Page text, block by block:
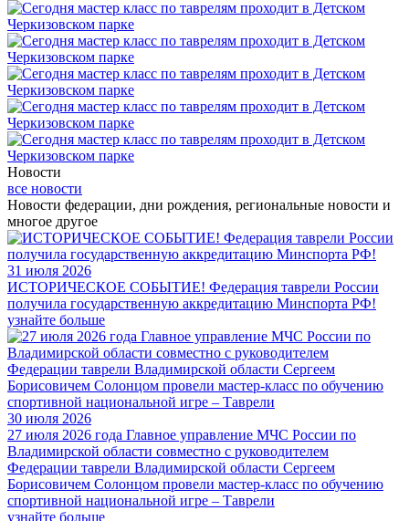
Новости
все новости
Новости федерации, дни рождения, региональные новости и
многое другое
31 июля 2026
ИСТОРИЧЕСКОЕ СОБЫТИЕ! Федерация таврели России
получила государственную аккредитацию Минспорта РФ!
узнайте больше
30 июля 2026
27 июля 2026 года Главное управление МЧС России по
Владимирской области совместно с руководителем
Федерации таврели Владимирской области Сергеем
Борисовичем Солонцом провели мастер-класс по обучению
спортивной национальной игре – Таврели
узнайте больше